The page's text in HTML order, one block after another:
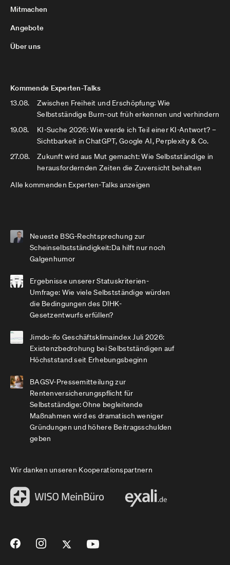
Mitmachen
Angebote
Über uns
Kommende Experten-Talks
13.08.
Zwischen Freiheit und Erschöpfung: Wie
Selbstständige Burn-out früh erkennen und verhindern
19.08.
KI-Suche 2026: Wie werde ich Teil einer KI-Antwort? –
Sichtbarkeit in ChatGPT, Google AI, Perplexity & Co.
27.08.
Zukunft wird aus Mut gemacht: Wie Selbstständige in
herausfordernden Zeiten die Zuversicht behalten
Alle kommenden Experten-Talks anzeigen
Neueste BSG-Rechtsprechung zur
Scheinselbstständigkeit:Da hilft nur noch
Galgenhumor
Ergebnisse unserer Statuskriterien-
Umfrage: Wie viele Selbstständige würden
die Bedingungen des DIHK-
Gesetzentwurfs erfüllen?
Jimdo-ifo Geschäftsklimaindex Juli 2026:
Existenzbedrohung bei Selbstständigen auf
Höchststand seit Erhebungsbeginn
BAGSV-Pressemitteilung zur
Rentenversicherungspflicht für
Selbstständige: Ohne begleitende
Maßnahmen wird es dramatisch weniger
Gründungen und höhere Beitragsschulden
geben
Wir danken unseren Kooperationspartnern